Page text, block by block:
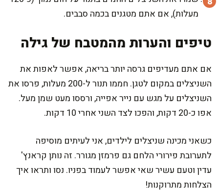
מעלות), אם אתם מטגנים בכמה סבבים.
טיפים והערות מהמטבח של גילה
אם אתם מעדיפים גרסה יותר בריאה, אפשר לאפות את
השניצלים במקום לטגן. חממו תנור ל-200 מעלות, פרסו את
השניצלים על מגש עם נייר אפייה, ורססו מעט שמן מעל.
אפו כ-20 דקות, והפכו לצד השני אחרי 10 דקות.
כשאני מכינה שניצלים לילדים, אני לעיתים מוסיפה
לתערובת פירורי הלחם גם פרמזן מגורר. זה נותן קראנץ'
עדין וטעם עשיר שאי אפשר לעמוד בפניו. נסו ותראו איך
הצלחות מתרוקנות!